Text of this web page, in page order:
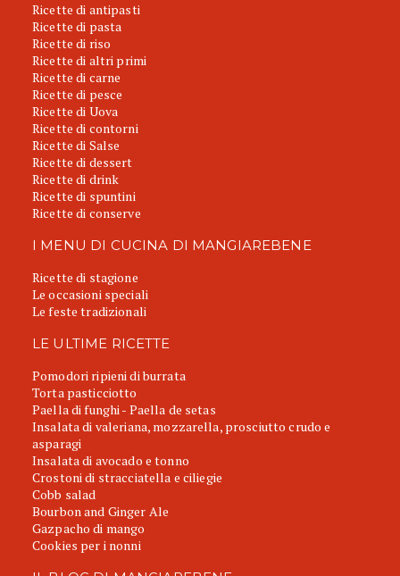
Ricette di antipasti
Ricette di pasta
Ricette di riso
Ricette di altri primi
Ricette di carne
Ricette di pesce
Ricette di Uova
Ricette di contorni
Ricette di Salse
Ricette di dessert
Ricette di drink
Ricette di spuntini
Ricette di conserve
I MENU DI CUCINA DI MANGIAREBENE
Ricette di stagione
Le occasioni speciali
Le feste tradizionali
LE ULTIME RICETTE
Pomodori ripieni di burrata
Torta pasticciotto
Paella di funghi - Paella de setas
Insalata di valeriana, mozzarella, prosciutto crudo e
asparagi
Insalata di avocado e tonno
Crostoni di stracciatella e ciliegie
Cobb salad
Bourbon and Ginger Ale
Gazpacho di mango
Cookies per i nonni